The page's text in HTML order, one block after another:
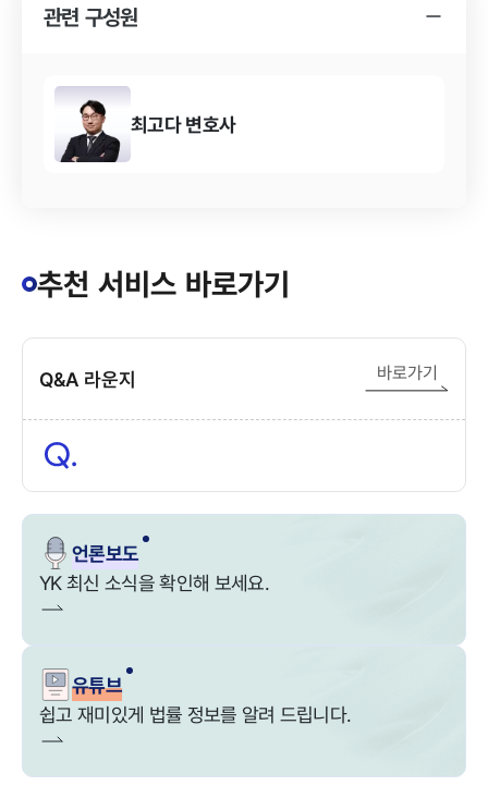
관련 구성원
최고다 변호사
추천 서비스 바로가기
Q&A 라운지 바로가기
언론보도
YK 최신 소식을 확인해 보세요.
유튜브
쉽고 재미있게 법률 정보를 알려 드립니다.